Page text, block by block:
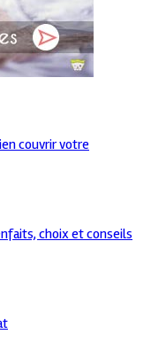
couvrir votre
choix et conseils